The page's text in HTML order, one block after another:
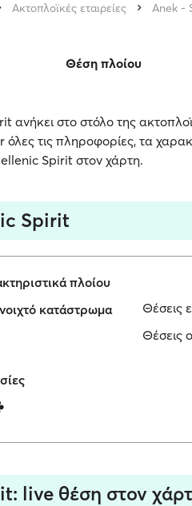
Ακτοπλοϊκές εταιρείες Anek -
Θέση πλοίου
ανήκει στο στόλο της
τις πληροφορίες, τα
Spirit στον χάρτη.
Spirit
πλοίου
κατάστρωμα
Θέσεις
Θέσεις
live θέση στον